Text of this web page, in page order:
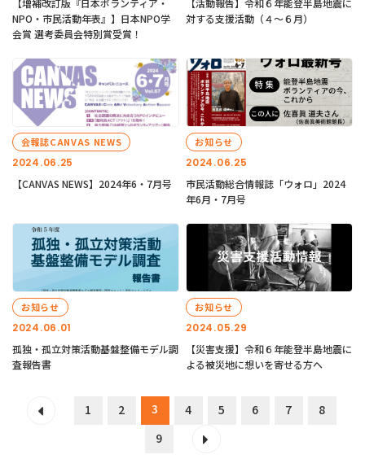
【増補改訂版『日本ボランティア・
NPO・市民活動年表』】日本NPO学
会賞 選考委員会特別賞受賞！
【活動報告】令和６年能登半島地震に
対する支援活動（４〜６月）
2024.06.25
会報誌CANVAS NEWS
【CANVAS NEWS】2024年6・7月号
2024.06.25
お知らせ
市民活動総合情報誌「ウォロ」2024
年6月・7月号
2024.06.01
お知らせ
孤独・孤立対策活動基盤整備モデル調
査報告書
2024.05.29
お知らせ
【災害支援】令和６年能登半島地震に
よる被災地に想いを寄せる方へ
1 2 3 4 5 6 7
8
9